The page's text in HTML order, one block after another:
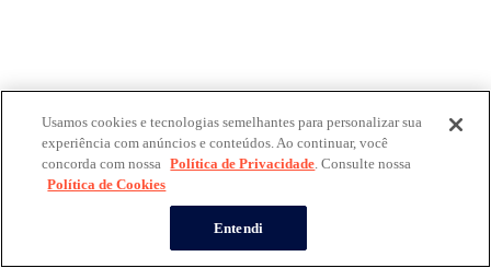
Usamos cookies e tecnologias semelhantes para personalizar sua
experiência com anúncios e conteúdos. Ao continuar, você
concorda com nossa Política de Privacidade. Consulte nossa
Política de Cookies
Entendi